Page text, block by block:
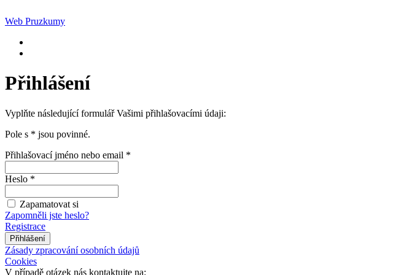
Web Pruzkumy
Přihlášení
Vyplňte následující formulář Vašimi přihlašovacími údaji:
Pole s * jsou povinné.
Přihlašovací jméno nebo email *
Heslo *
Zapamatovat si
Zapomněli jste heslo?
Registrace
Zásady zpracování osobních údajů
Cookies
V případě otázek nás kontaktujte na: